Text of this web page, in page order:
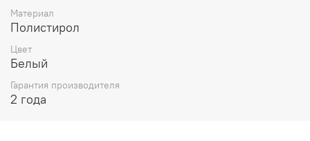
Материал
Полистирол
Цвет
Белый
Гарантия производителя
2 года